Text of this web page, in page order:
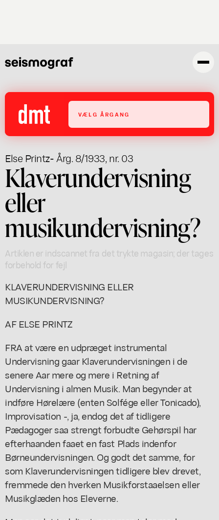
VÆLG ÅRGANG
Else Printz- Årg. 8/1933, nr. 03
Klaverundervisning
eller
musikundervisning?
Artiklen er indscannet fra det trykte magasin; der tages
forbehold for fejl
KLAVERUNDERVISNING ELLER
MUSIKUNDERVISNING?
AF ELSE PRINTZ
FRA at være en udpræget instrumental
Undervisning gaar Klaverundervisningen i de
senere Aar mere og mere i Retning af
Undervisning i almen Musik. Man begynder at
indføre Hørelære (enten Solfége eller Tonicado),
Improvisation -, ja, endog det af tidligere
Pædagoger saa strengt forbudte Gehørspil har
efterhaanden faaet en fast Plads indenfor
Børneundervisningen. Og godt det samme, for
som Klaverundervisningen tidligere blev drevet,
fremmede den hverken Musikforstaaelsen eller
Musikglæden hos Eleverne.